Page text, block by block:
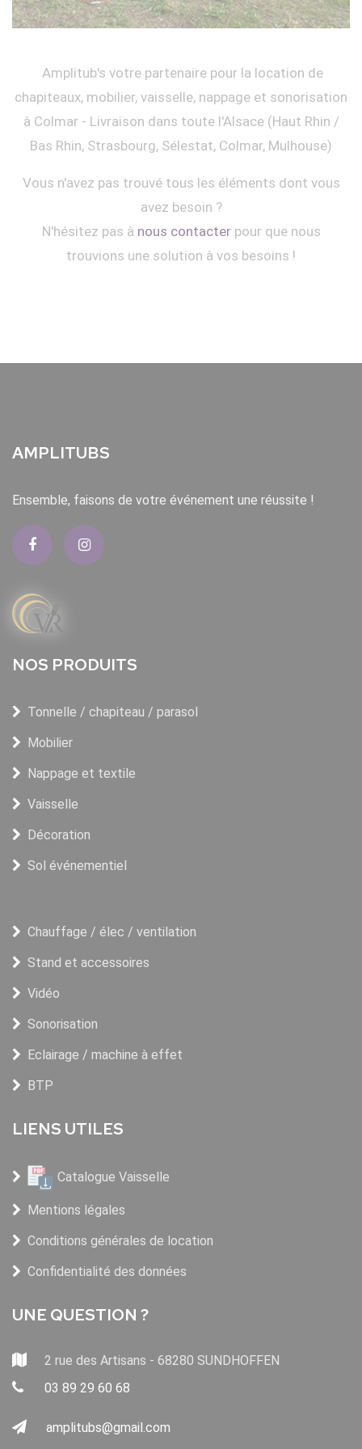
Amplitub's votre partenaire pour la location de
chapiteaux, mobilier, vaisselle, nappage et sonorisation
à Colmar - Livraison dans toute l'Alsace (Haut Rhin /
Bas Rhin, Strasbourg, Sélestat, Colmar, Mulhouse)
Vous n'avez pas trouvé tous les éléments dont vous
avez besoin ?
N'hésitez pas à nous contacterpour que nous
trouvions une solution à vos besoins !
AMPLITUBS
Ensemble, faisons de votre événement une réussite !
NOS PRODUITS
Tonnelle / chapiteau / parasol
Mobilier
Nappage et textile
Vaisselle
Décoration
Sol événementiel
Chauffage / élec / ventilation
Stand et accessoires
Vidéo
Sonorisation
Eclairage / machine à effet
BTP
LIENS UTILES
Catalogue Vaisselle
Mentions légales
Conditions générales de location
Confidentialité des données
UNE QUESTION ?
2 rue des Artisans - 68280 SUNDHOFFEN
03 89 29 60 68
amplitubs@gmail.com